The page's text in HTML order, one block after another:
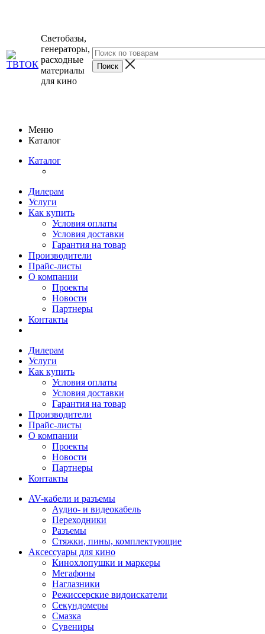
Светобазы,
генераторы,
расходные
материалы
для кино
Меню
Каталог
Каталог
Дилерам
Услуги
Как купить
Условия оплаты
Условия доставки
Гарантия на товар
Производители
Прайс-листы
О компании
Проекты
Новости
Партнеры
Контакты
Дилерам
Услуги
Как купить
Условия оплаты
Условия доставки
Гарантия на товар
Производители
Прайс-листы
О компании
Проекты
Новости
Партнеры
Контакты
AV-кабели и разъемы
Аудио- и видеокабель
Переходники
Разъемы
Стяжки, пины, комплектующие
Аксессуары для кино
Кинохлопушки и маркеры
Мегафоны
Наглазники
Режиссерские видоискатели
Секундомеры
Смазка
Сувениры